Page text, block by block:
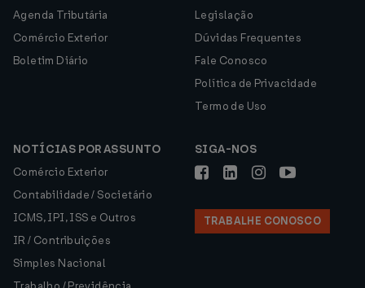
Agenda Tributária
Comércio Exterior
Boletim Diário
Legislação
Dúvidas Frequentes
Fale Conosco
Política de Privacidade
Termo de Uso
NOTÍCIAS POR ASSUNTO
Comércio Exterior
Contabilidade / Societário
ICMS, IPI, ISS e Outros
IR / Contribuições
Simples Nacional
SIGA-NOS
TRABALHE CONOSCO